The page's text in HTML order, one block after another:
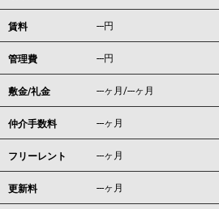
賃料 ---円
管理費 ---円
敷金/礼金 ---ヶ月/---ヶ月
仲介手数料 ---ヶ月
フリーレント ---ヶ月
更新料 ---ヶ月